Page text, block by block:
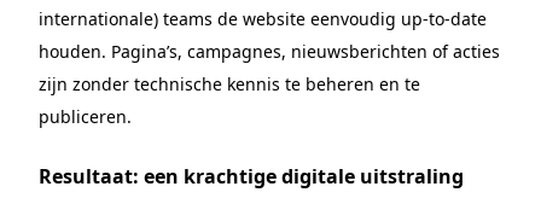
internationale) teams de website eenvoudig up-to-date
houden. Pagina’s, campagnes, nieuwsberichten of acties
zijn zonder technische kennis te beheren en te
publiceren.
Resultaat: een krachtige digitale uitstraling